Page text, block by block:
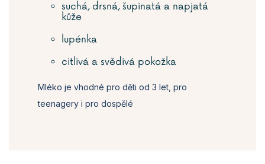
suchá, drsná, šupinatá a napjatá
kůže
lupénka
citlivá a svědivá pokožka
Mléko je vhodné pro děti od 3 let, pro
teenagery i pro dospělé